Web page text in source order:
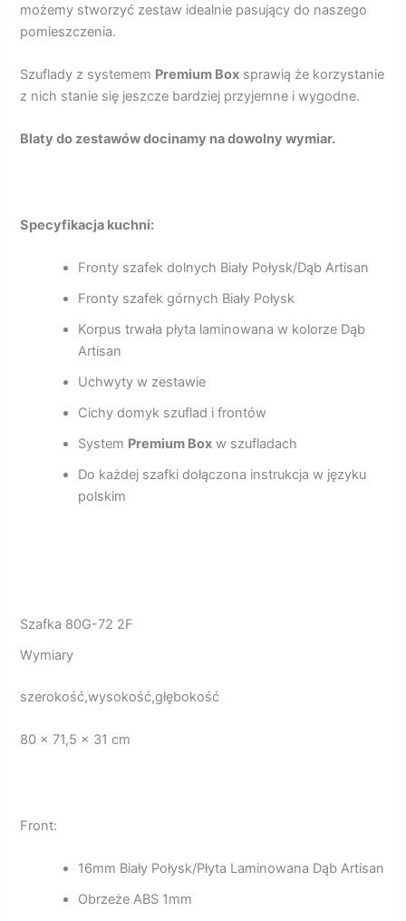
możemy stworzyć zestaw idealnie pasujący do naszego
pomieszczenia.
Szuflady z systemem Premium Box sprawią że korzystanie
z nich stanie się jeszcze bardziej przyjemne i wygodne.
Blaty do zestawów docinamy na dowolny wymiar.
Specyfikacja kuchni:
Fronty szafek dolnych Biały Połysk/Dąb Artisan
Fronty szafek górnych Biały Połysk
Korpus trwała płyta laminowana w kolorze Dąb
Artisan
Uchwyty w zestawie
Cichy domyk szuflad i frontów
System Premium Box w szufladach
Do każdej szafki dołączona instrukcja w języku
polskim
Szafka 80G-72 2F
Wymiary
szerokość,wysokość,głębokość
80 x 71,5 x 31 cm
Front:
16mm Biały Połysk/Płyta Laminowana Dąb Artisan
Obrzeże ABS 1mm